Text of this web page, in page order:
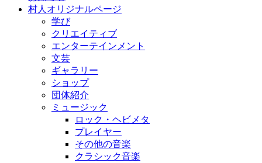
村人オリジナルページ
学び
クリエイティブ
エンターテインメント
文芸
ギャラリー
ショップ
団体紹介
ミュージック
ロック・ヘビメタ
プレイヤー
​その他の音楽
クラシック音楽